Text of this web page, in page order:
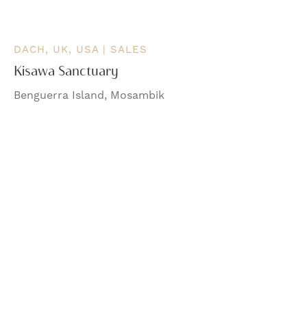
DACH, UK, USA | SALES
Kisawa Sanctuary
Benguerra Island, Mosambik